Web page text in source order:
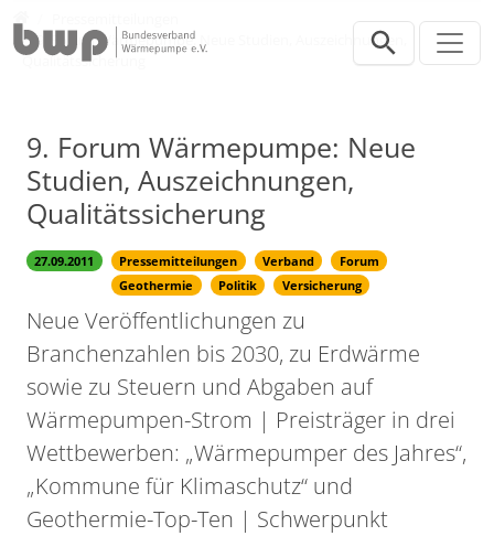
9. Forum Wärmepumpe: Neue Studien, Auszeichnungen,
Qualitätssicherung
9. Forum Wärmepumpe: Neue
Studien, Auszeichnungen,
Qualitätssicherung
27.09.2011 Pressemitteilungen Verband
Forum
Geothermie
Politik Versicherung
Neue Veröffentlichungen zu
Branchenzahlen bis 2030, zu Erdwärme
sowie zu Steuern und Abgaben auf
Wärmepumpen-Strom | Preisträger in drei
Wettbewerben: „Wärmepumper des Jahres“,
„Kommune für Klimaschutz“ und
Geothermie-Top-Ten | Schwerpunkt